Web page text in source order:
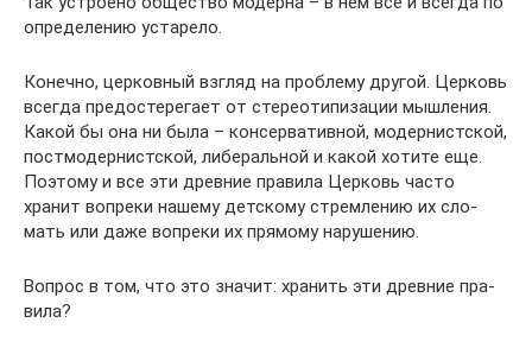
опре­де­ле­нию уста­рело.
Конечно, цер­ков­ный взгляд на про­блему другой. Цер­ковь
всегда предо­сте­ре­гает от сте­рео­ти­пи­за­ции мыш­ле­ния.
Какой бы она ни была – кон­сер­ва­тив­ной, модер­нист­ской,
пост­мо­дер­нист­ской, либе­раль­ной и какой хотите еще.
Поэтому и все эти древ­ние пра­вила Цер­ковь часто
хранит вопреки нашему дет­скому стрем­ле­нию их сло­
мать или даже вопреки их пря­мому нару­ше­нию.
Вопрос в том, что это значит: хра­нить эти древ­ние пра­
вила?